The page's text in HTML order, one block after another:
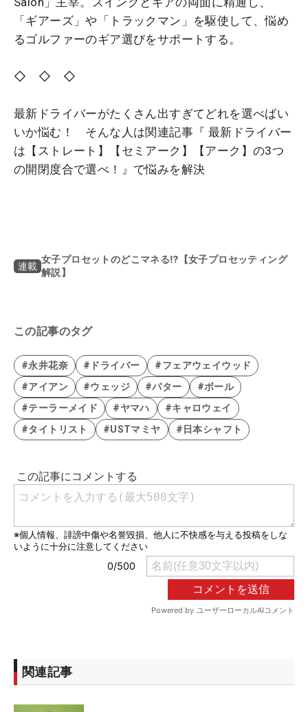
「ギアーズ」や「トラックマン」を駆使して、悩め
るゴルファーのギア選びをサポートする。
◇ ◇ ◇
最新ドライバーがたくさん出すぎてどれを選べばい
いか悩む！ そんな人は関連記事『 最新ドライバー
は【ストレート】【セミアーク】【アーク】の3つ
の開閉度合で選べ！』で悩みを解決
連載
女子プロセットのどこマネる⁉【女子プロセッティング
解説】
この記事のタグ
#永井花奈 #ドライバー
#フェアウェイウッド
#アイアン
#ウェッジ #パター
#ボール
#テーラーメイド
#ヤマハ
#キャロウェイ
#タイトリスト
#USTマミヤ #日本シャフト
関連記事